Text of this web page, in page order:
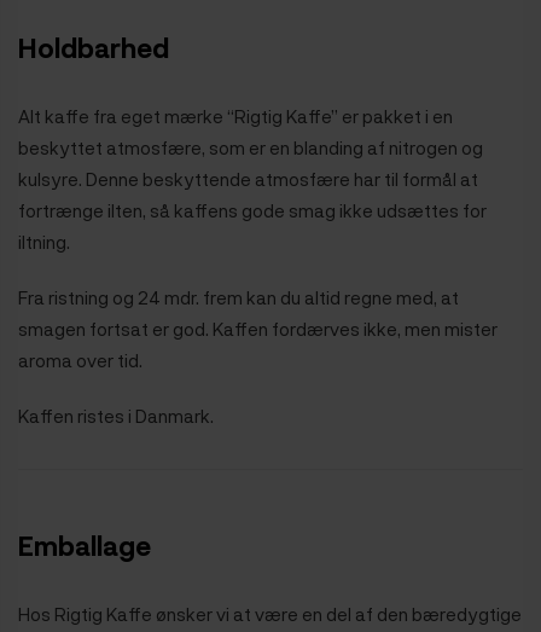
Holdbarhed
Alt kaffe fra eget mærke “Rigtig Kaffe” er pakket i en
beskyttet atmosfære, som er en blanding af nitrogen og
kulsyre. Denne beskyttende atmosfære har til formål at
fortrænge ilten, så kaffens gode smag ikke udsættes for
iltning.
Fra ristning og 24 mdr. frem kan du altid regne med, at
smagen fortsat er god. Kaffen fordærves ikke, men mister
aroma over tid.
Kaffen ristes i Danmark.
Emballage
Hos Rigtig Kaffe ønsker vi at være en del af den bæredygtige